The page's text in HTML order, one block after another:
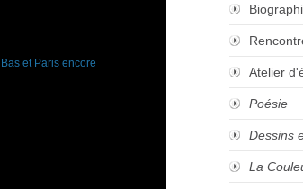
Atelier
Poésie
Dessins
La